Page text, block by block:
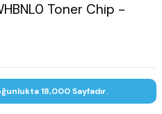
Toner Chip -
18,000 Sayfadır.